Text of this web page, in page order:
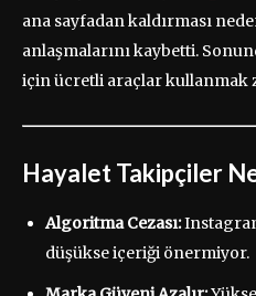
ana sayfadan kaldırması
anlaşmalarını kaybetti.
için ücretli araçlar kullanmak
Hayalet Takipçiler
Algoritma Cezası:
düşükse içeriği önermiyor.